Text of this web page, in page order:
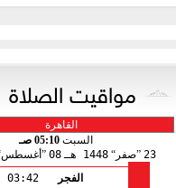
مواقيت الصلاة
السبت 05:10 صـ
23 صفر 1448 هـ 08 أغسطس
الفجر
03:42